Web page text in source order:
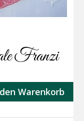
Franzi
Warenkorb